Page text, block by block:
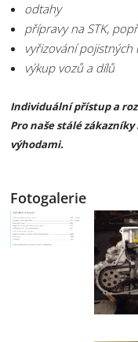
odtahy
přípravy na STK,
vyřizování pojistných
výkup vozů a dílů
Individuální přístup a
Pro naše stálé
výhodami.
Fotogalerie